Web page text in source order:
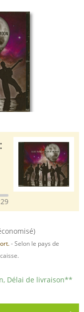
- Selon le pays de
Délai de livraison**